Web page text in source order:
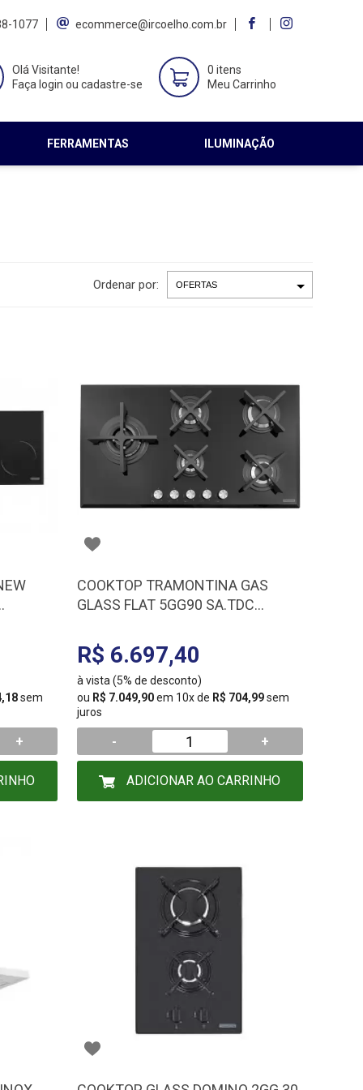
1077 ecommerce@ircoelho.com.br
Olá Visitante!
Faça login ou cadastre-se
0 itens
Meu Carrinho
FERRAMENTAS ILUMINAÇÃO
Ordenar por:
sem
+
COOKTOP TRAMONTINA GAS
GLASS FLAT 5GG90 SA.TDC
R$ 6.697,40
à vista (5% de desconto)
ou R$ 7.049,90em 10x de R$ 704,99sem
juros
- +
ADICIONAR AO CARRINHO